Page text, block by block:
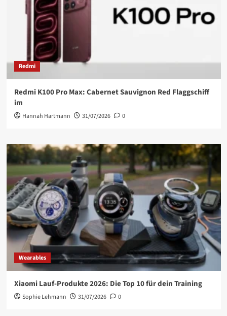
Redmi
Redmi K100 Pro Max: Cabernet Sauvignon Red Flaggschiff
im
Hannah Hartmann 31/07/2026 0
Wearables
Xiaomi Lauf-Produkte 2026: Die Top 10 für dein Training
Sophie Lehmann 31/07/2026 0